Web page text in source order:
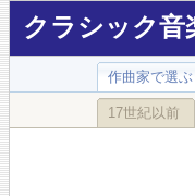
クラシック
作曲家で選ぶ
17世紀以前